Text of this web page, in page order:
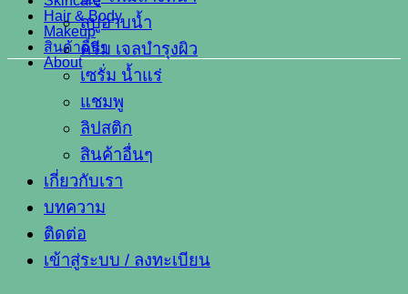
Hair & Body
Makeup
สินค้าอื่นๆ
About
สบู่อาบน้ำ
ครีม เจลบำรุงผิว
เซรั่ม น้ำแร่
แชมพู
ลิปสติก
สินค้าอื่นๆ
เกี่ยวกับเรา
บทความ
ติดต่อ
เข้าสู่ระบบ / ลงทะเบียน